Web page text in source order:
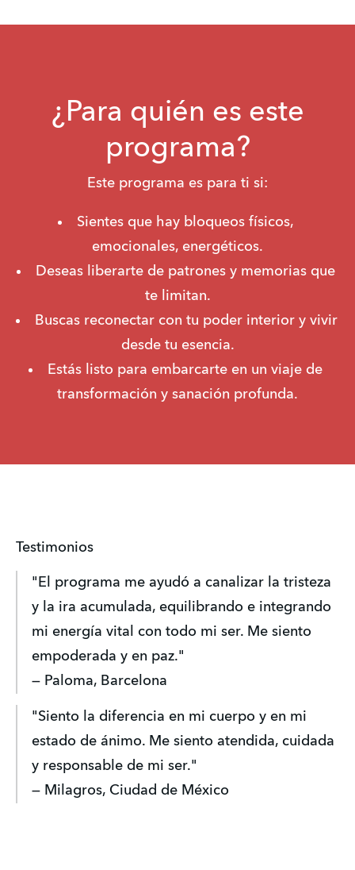
¿Para quién es este
programa?
Este programa es para ti si:
Sientes que hay bloqueos físicos,
emocionales, energéticos.
Deseas liberarte de patrones y memorias que
te limitan.
Buscas reconectar con tu poder interior y vivir
desde tu esencia.
Estás listo para embarcarte en un viaje de
transformación y sanación profunda.
Testimonios
"El programa me ayudó a canalizar la tristeza
y la ira acumulada, equilibrando e integrando
mi energía vital con todo mi ser. Me siento
empoderada y en paz."
— Paloma, Barcelona
"Siento la diferencia en mi cuerpo y en mi
estado de ánimo. Me siento atendida, cuidada
y responsable de mi ser."
— Milagros, Ciudad de México